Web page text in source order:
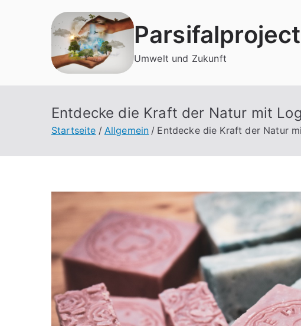
Parsifalproject
Umwelt und Zukunft
Entdecke die Kraft der Natur mit
Startseite Allgemein Entdecke die Kraft der Natur